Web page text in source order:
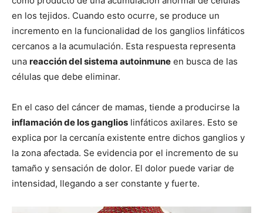
en los tejidos. Cuando esto ocurre, se produce un
incremento en la funcionalidad de los ganglios linfáticos
cercanos a la acumulación. Esta respuesta representa
una reacción del sistema autoinmune en busca de las
células que debe eliminar.
En el caso del cáncer de mamas, tiende a producirse la
inflamación de los ganglios linfáticos axilares. Esto se
explica por la cercanía existente entre dichos ganglios y
la zona afectada. Se evidencia por el incremento de su
tamaño y sensación de dolor. El dolor puede variar de
intensidad, llegando a ser constante y fuerte.